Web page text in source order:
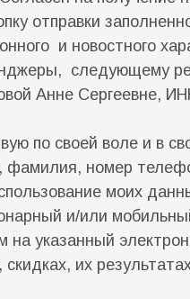
отправки
и новостного
следующему
Анне Сергеевне,
по своей воле и в
номер
моих
и/или
на указанный
их